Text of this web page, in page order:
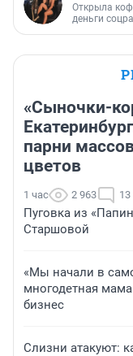
Открыла
деньги
«Сыночки-
парни
цветов
1 час 2 963 13
Пуговка из
Старшовой
«Мы начали в
многодетная
бизнес
Слизни атакуют: